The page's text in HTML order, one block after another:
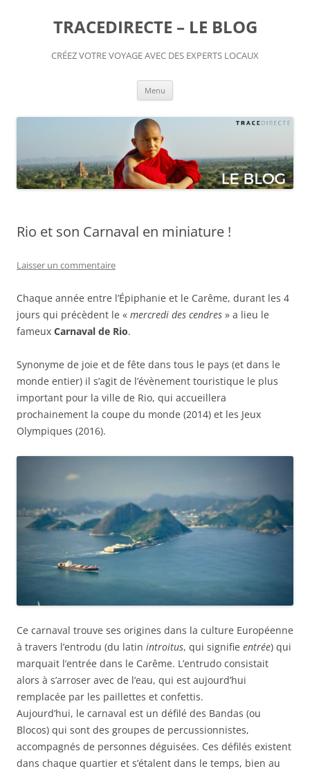
TRACEDIRECTE – LE BLOG
CRÉEZ VOTRE VOYAGE AVEC DES EXPERTS LOCAUX
Menu
Rio et son Carnaval en miniature !
Laisser un commentaire
Chaque année entre l’Épiphanie et le Carême, durant les 4
jours qui précèdent le « mercredi des cendres » a lieu le
fameux Carnaval de Rio.
Synonyme de joie et de fête dans tous le pays (et dans le
monde entier) il s’agit de l’évènement touristique le plus
important pour la ville de Rio, qui accueillera
prochainement la coupe du monde (2014) et les Jeux
Olympiques (2016).
Ce carnaval trouve ses origines dans la culture Européenne
à travers l’entrodu (du latin introitus, qui signifie entrée) qui
marquait l’entrée dans le Carême. L’entrudo consistait
alors à s’arroser avec de l’eau, qui est aujourd’hui
remplacée par les paillettes et confettis.
Aujourd’hui, le carnaval est un défilé des Bandas (ou
Blocos) qui sont des groupes de percussionnistes,
accompagnés de personnes déguisées. Ces défilés existent
dans chaque quartier et s’étalent dans le temps, bien au